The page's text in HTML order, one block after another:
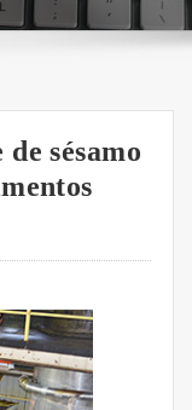
sésamo